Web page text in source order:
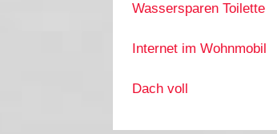
Wassersparen Toilette
Internet im Wohnmobil
Dach voll